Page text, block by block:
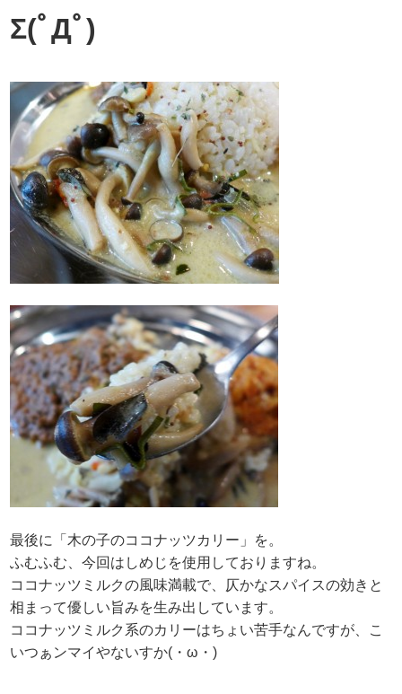
Σ(ﾟДﾟ)
最後に「木の子のココナッツカリー」を。
ふむふむ、今回はしめじを使用しておりますね。
ココナッツミルクの風味満載で、仄かなスパイスの効きと
相まって優しい旨みを生み出しています。
ココナッツミルク系のカリーはちょい苦手なんですが、こ
いつぁンマイやないすか(・ω・)